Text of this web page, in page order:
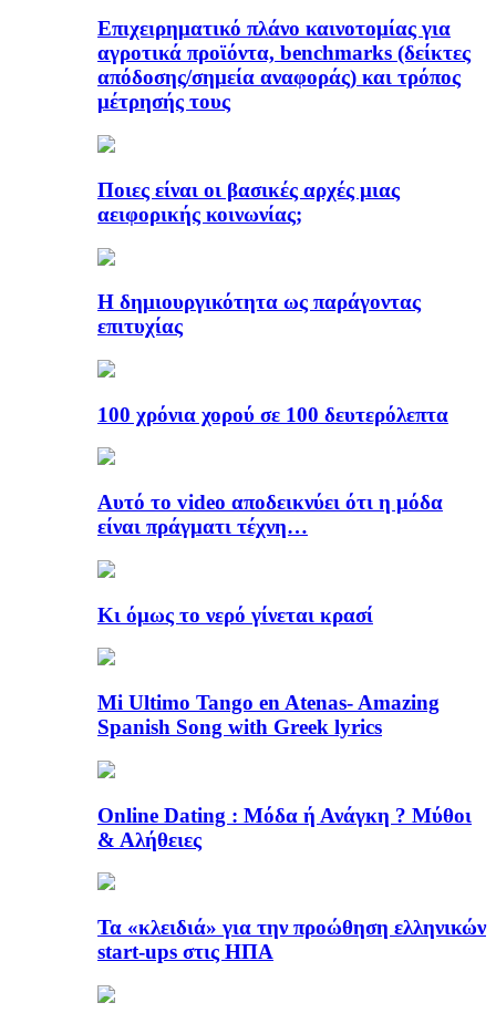
Επιχειρηματικό πλάνο καινοτομίας για
αγροτικά προϊόντα, benchmarks (δείκτες
απόδοσης/σημεία αναφοράς) και τρόπος
μέτρησής τους
Ποιες είναι οι βασικές αρχές μιας
αειφορικής κοινωνίας;
Η δημιουργικότητα ως παράγοντας
επιτυχίας
100 χρόνια χορού σε 100 δευτερόλεπτα
Αυτό το video αποδεικνύει ότι η μόδα
είναι πράγματι τέχνη…
Κι όμως το νερό γίνεται κρασί
Mi Ultimo Tango en Atenas- Amazing
Spanish Song with Greek lyrics
Online Dating : Μόδα ή Ανάγκη ? Μύθοι
& Αλήθειες
Τα «κλειδιά» για την προώθηση ελληνικών
start-ups στις ΗΠΑ